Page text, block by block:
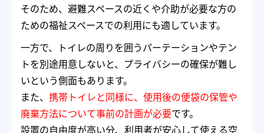
そのため、避難スペースの近くや介助が必要な方の
ための福祉スペースでの利用にも適しています。
一方で、トイレの周りを囲うパーテーションやテン
トを別途用意しないと、プライバシーの確保が難し
いという側面もあります。
また、 携帯トイレと同様に、使用後の便袋の保管や
廃棄方法について事前の計画が必要です。
設置の自由度が高い分、利用者が安心して使える空